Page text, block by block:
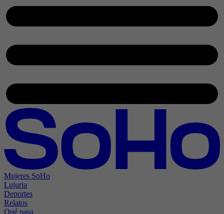
Mujeres SoHo
Lujuria
Deportes
Relatos
Qué pasa